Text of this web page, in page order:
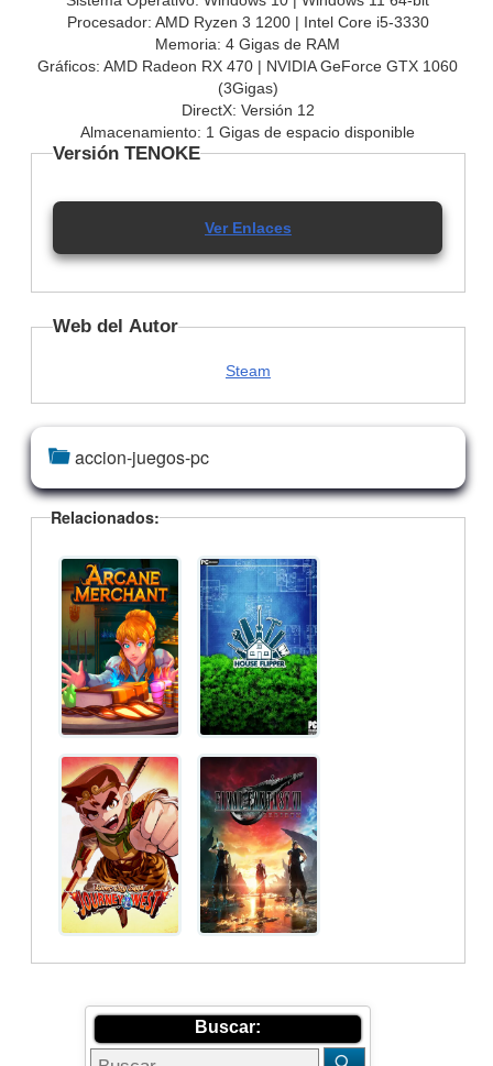
Procesador: AMD Ryzen 3 1200 | Intel Core i5-3330
Memoria: 4 Gigas de RAM
Gráficos: AMD Radeon RX 470 | NVIDIA GeForce GTX 1060
(3Gigas)
DirectX: Versión 12
Almacenamiento: 1 Gigas de espacio disponible
Versión TENOKE
Ver Enlaces
Web del Autor
Steam
accion-juegos-pc
Relacionados:
Buscar: